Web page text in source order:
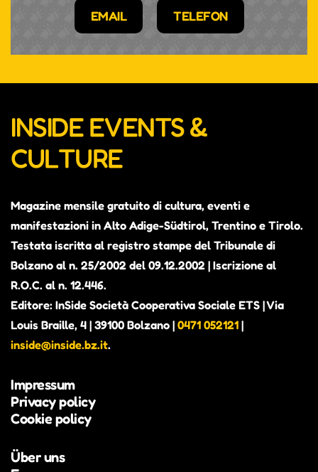
EMAIL TELEFON
INSIDE EVENTS &
CULTURE
Magazine mensile gratuito di cultura, eventi e
manifestazioni in Alto Adige-Südtirol, Trentino e Tirolo.
Testata iscritta al registro stampe del Tribunale di
Bolzano al n. 25/2002 del 09.12.2002 | Iscrizione al
R.O.C. al n. 12.446.
Editore: InSide Società Cooperativa Sociale ETS | Via
Louis Braille, 4 | 39100 Bolzano | 0471 052121 |
inside@inside.bz.it.
Impressum
Privacy policy
Cookie policy
Über uns